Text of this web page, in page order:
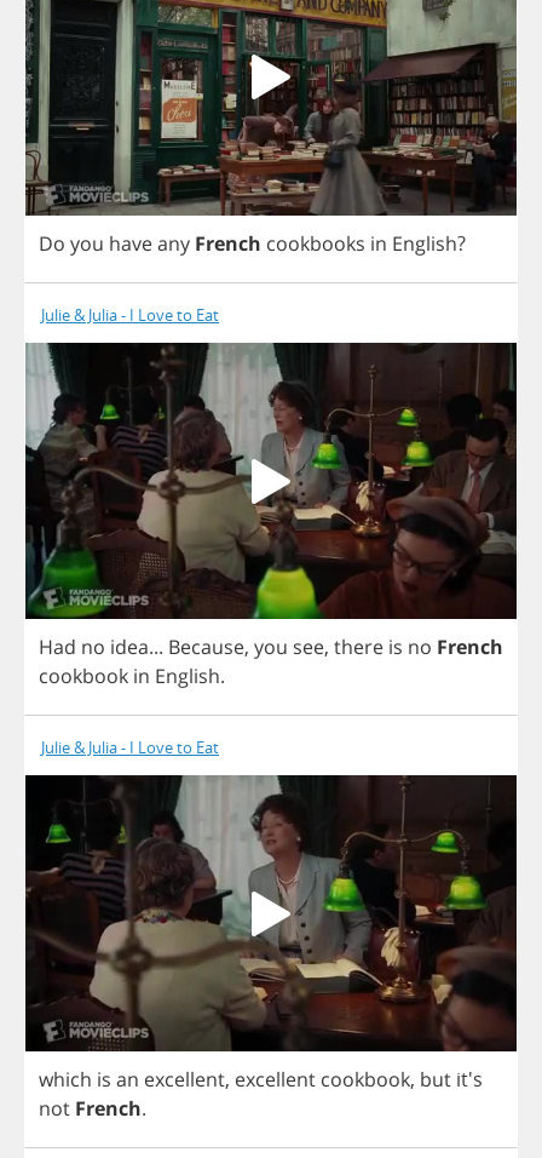
Do you haveany French cookbooks in English?
Julie & Julia - I Love to Eat
Had no idea... Because, you see, there is no French
cookbook in English.
Julie & Julia - I Love to Eat
which is an excellent, excellent cookbook, but it's
not French.